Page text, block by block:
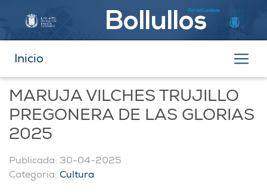
Par del Condado
Bollullos
Inicio
MARUJA VILCHES TRUJILLO
PREGONERA DE LAS GLORIAS
2025
Publicada: 30-04-2025
Categoria: Cultura